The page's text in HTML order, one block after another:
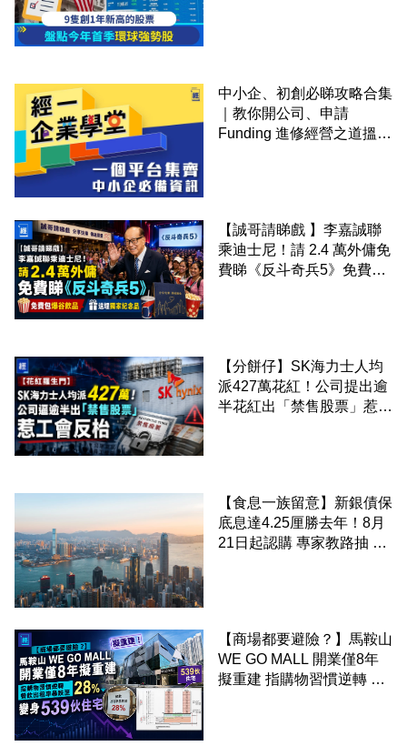
中小企、初創必睇攻略合集
｜教你開公司、申請
Funding 進修經營之道搵大
【誠哥請睇戲 】李嘉誠聯
乘迪士尼！請 2.4 萬外傭免
費睇《反斗奇兵5》免費包
【分餅仔】SK海力士人均
派427萬花紅！公司提出逾
半花紅出「禁售股票」惹工
【食息一族留意】新銀債保
底息達4.25厘勝去年！8月
21日起認購 專家教路抽 20
【商場都要避險？】馬鞍山
WE GO MALL 開業僅8年
擬重建 指購物習慣逆轉 餐